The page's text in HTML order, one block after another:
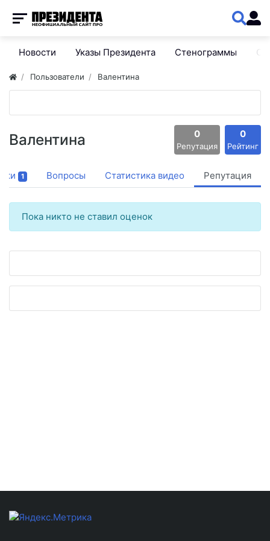
Новости Указы Президента Стенограммы
Пользователи Валентина
Валентина 0
Репутация
0
Рейтинг
1 Вопросы Статистика видео Репутация
Пока никто не ставил оценок